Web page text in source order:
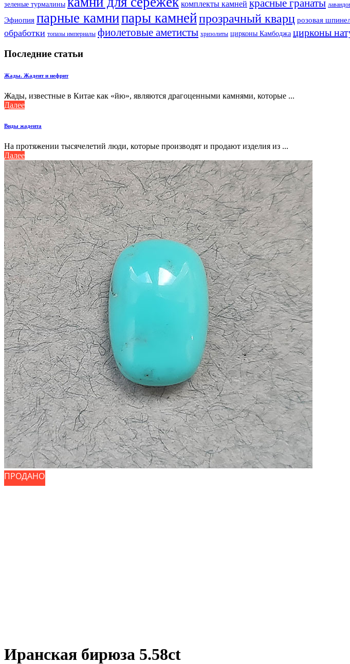
зеленые турмалины комплекты камней красные гранаты
Эфиопия парные камнипары камнейпрозрачный кварц розовая
обработки топазы империалы фиолетовые аметисты хризолиты цирконы Камбоджа цирконы
Последние статьи
Жады. Жадеит и нефрит
Жады, известные в Китае как «йю», являются драгоценными камнями, которые ...
Далее
Виды жадеита
На протяжении тысячелетий люди, которые производят и продают изделия из ...
Далее
ПРОДАНО
Иранская бирюза 5.58ct